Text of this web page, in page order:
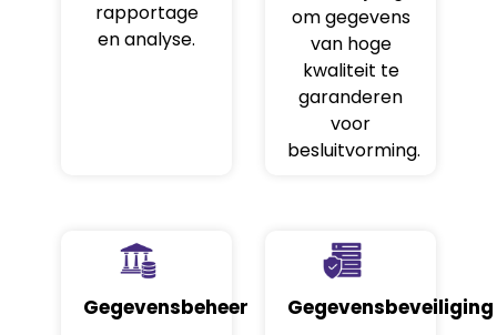
rapportage
en analyse.
om gegevens
van hoge
kwaliteit te
garanderen
voor
besluitvorming.
Gegevensbeheer Gegevensbeveiliging